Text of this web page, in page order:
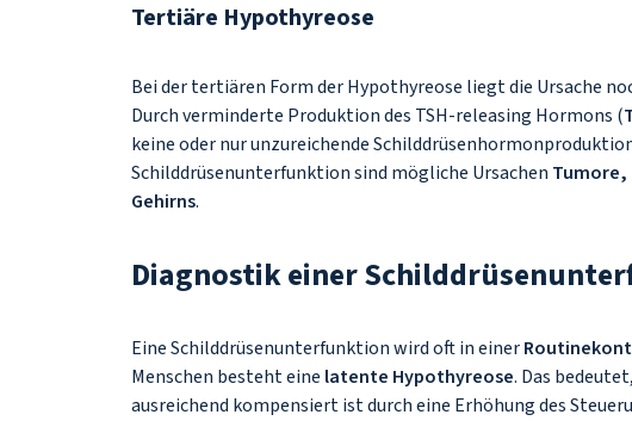
Tertiäre Hypothyreose
Bei der tertiären Form der Hypothyreose liegt die Ursache
Durch verminderte Produktion des TSH-releasing Hormons (
keine oder nur unzureichende
Schilddrüsenunterfunktion sind mögliche Ursachen Tumore,
Gehirns.
Diagnostik einer
Eine Schilddrüsenunterfunktion wird oft in einer
Menschen besteht eine latente Hypothyreose. Das
ausreichend kompensiert ist durch eine Erhöhung des